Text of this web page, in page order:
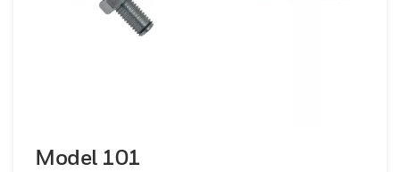
Model 101